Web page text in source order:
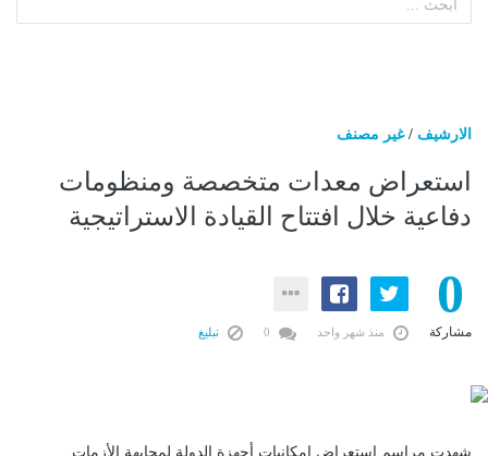
الارشيف /غير مصنف
استعراض معدات متخصصة ومنظومات
دفاعية خلال افتتاح القيادة الاستراتيجية
0
مشاركة منذ شهر واحد تبليغ
شهدت مراسم استعراض إمكانيات أجهزة الدولة لمجابهة الأزمات